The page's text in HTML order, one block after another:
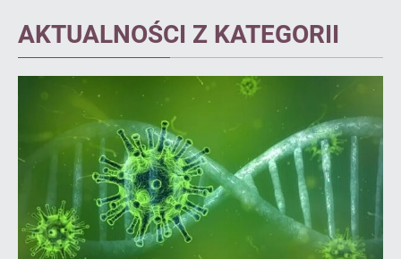
AKTUALNOŚCI Z KATEGORII